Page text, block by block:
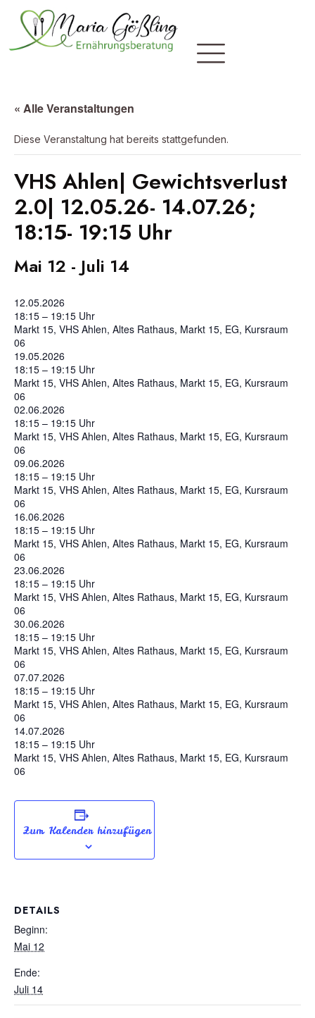
« Alle Veranstaltungen
Diese Veranstaltung hat bereits stattgefunden.
VHS Ahlen| Gewichtsverlust
2.0| 12.05.26- 14.07.26;
18:15- 19:15 Uhr
Mai 12 -Juli 14
12.05.2026
18:15 – 19:15 Uhr
Markt 15, VHS Ahlen, Altes Rathaus, Markt 15, EG, Kursraum
06
19.05.2026
18:15 – 19:15 Uhr
Markt 15, VHS Ahlen, Altes Rathaus, Markt 15, EG, Kursraum
06
02.06.2026
18:15 – 19:15 Uhr
Markt 15, VHS Ahlen, Altes Rathaus, Markt 15, EG, Kursraum
06
09.06.2026
18:15 – 19:15 Uhr
Markt 15, VHS Ahlen, Altes Rathaus, Markt 15, EG, Kursraum
06
16.06.2026
18:15 – 19:15 Uhr
Markt 15, VHS Ahlen, Altes Rathaus, Markt 15, EG, Kursraum
06
23.06.2026
18:15 – 19:15 Uhr
Markt 15, VHS Ahlen, Altes Rathaus, Markt 15, EG, Kursraum
06
30.06.2026
18:15 – 19:15 Uhr
Markt 15, VHS Ahlen, Altes Rathaus, Markt 15, EG, Kursraum
06
07.07.2026
18:15 – 19:15 Uhr
Markt 15, VHS Ahlen, Altes Rathaus, Markt 15, EG, Kursraum
06
14.07.2026
18:15 – 19:15 Uhr
Markt 15, VHS Ahlen, Altes Rathaus, Markt 15, EG, Kursraum
06
Zum Kalender hinzufügen
DETAILS
Beginn:
Mai 12
Ende:
Juli 14